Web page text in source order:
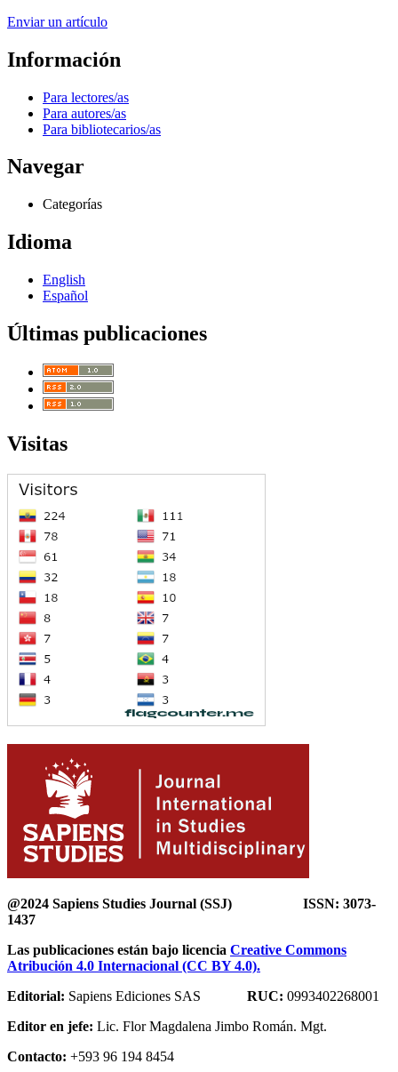
Enviar un artículo
Información
Para lectores/as
Para autores/as
Para bibliotecarios/as
Navegar
Categorías
Idioma
English
Español
Últimas publicaciones
Visitas
@2024 Sapiens Studies Journal (SSJ) ISSN: 3073-
1437
Las publicaciones están bajo licencia Creative Commons
Atribución 4.0 Internacional (CC BY 4.0).
Editorial: Sapiens Ediciones SAS RUC: 0993402268001
Editor en jefe: Lic. Flor Magdalena Jimbo Román. Mgt.
Contacto: +593 96 194 8454